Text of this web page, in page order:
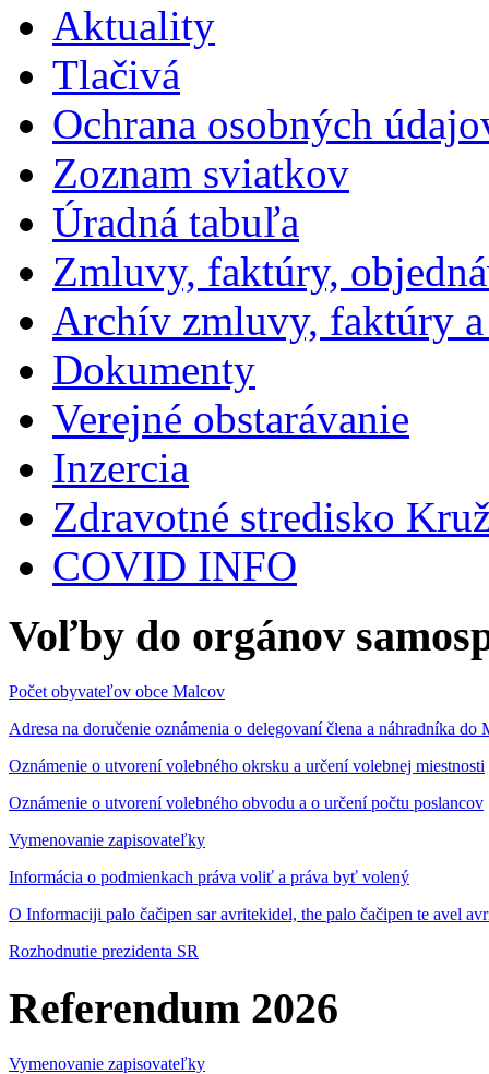
Aktuality
Tlačivá
Ochrana osobných
Zoznam sviatkov
Úradná tabuľa
Zmluvy, faktúry,
Archív zmluvy, faktúry
Dokumenty
Verejné obstarávanie
Inzercia
Zdravotné stredisko
COVID INFO
Voľby do orgánov
Počet obyvateľov obce Malcov
Adresa na doručenie oznámenia o delegovaní člena a náhradníka
Oznámenie o utvorení volebného okrsku a určení volebnej miestnosti
Oznámenie o utvorení volebného obvodu a o určení počtu poslancov
Vymenovanie zapisovateľky
Informácia o podmienkach práva voliť a práva byť volený
O Informaciji palo čačipen sar avritekidel, the palo čačipen te avel
Rozhodnutie prezidenta SR
Referendum 2026
Vymenovanie zapisovateľky